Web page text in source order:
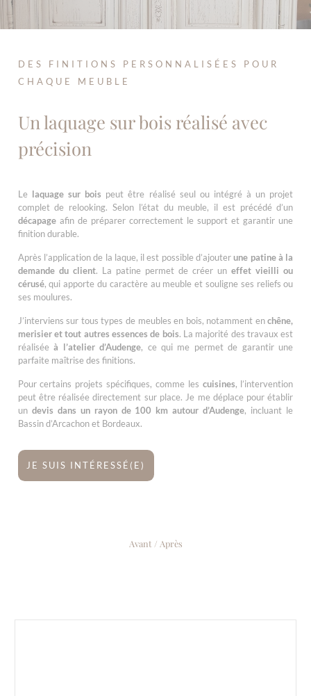
DES FINITIONS PERSONNALISÉES POUR
CHAQUE MEUBLE
Un laquage sur bois réalisé avec
précision
Le laquage sur bois peut être réalisé seul ou intégré à un projet
complet de relooking. Selon l’état du meuble, il est précédé d’un
décapageafin de préparer correctement le support et garantir une
finition durable.
Après l’application de la laque, il est possible d’ajouterune patine à la
demande du client. La patine permet de créer uneffet vieilli ou
cérusé, qui apporte du caractère au meuble et souligne ses reliefs ou
ses moulures.
J’interviens sur tous types de meubles en bois, notamment enchêne,
merisier et tout autres essences de bois. La majorité des travaux est
réaliséeà l’atelier d’Audenge, ce qui me permet de garantir une
parfaite maîtrise des finitions.
Pour certains projets spécifiques, comme les cuisines, l’intervention
peut être réalisée directement sur place. Je me déplace pour établir
un devis dans un rayon de 100 km autour d’Audenge, incluant le
Bassin d’Arcachon et Bordeaux.
JE SUIS INTÉRESSÉ(E)
Avant / Après